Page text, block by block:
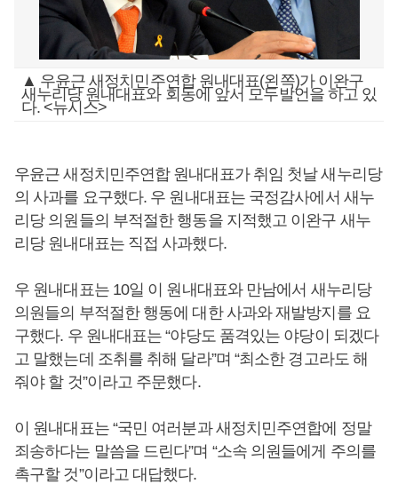
▲ 우윤근 새정치민주연합 원내대표(왼쪽)가 이완구
새누리당 원내대표와 회동에 앞서 모두발언을 하고 있
다. <뉴시스>
우윤근 새정치민주연합 원내대표가 취임 첫날 새누리당
의 사과를 요구했다. 우 원내대표는 국정감사에서 새누
리당 의원들의 부적절한 행동을 지적했고 이완구 새누
리당 원내대표는 직접 사과했다.
우 원내대표는 10일 이 원내대표와 만남에서 새누리당
의원들의 부적절한 행동에 대한 사과와 재발방지를 요
구했다. 우 원내대표는 “야당도 품격있는 야당이 되겠다
고 말했는데 조취를 취해 달라”며 “최소한 경고라도 해
줘야 할 것”이라고 주문했다.
이 원내대표는 “국민 여러분과 새정치민주연합에 정말
죄송하다는 말씀을 드린다”며 “소속 의원들에게 주의를
촉구할 것”이라고 대답했다.